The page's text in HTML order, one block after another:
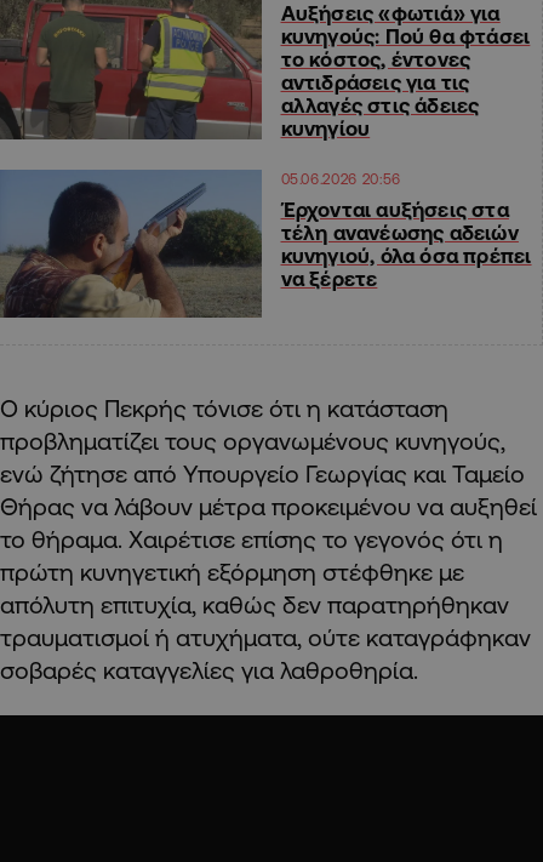
Αυξήσεις «φωτιά» για
κυνηγούς: Πού θα φτάσει
το κόστος, έντονες
αντιδράσεις για τις
αλλαγές στις άδειες
κυνηγίου
05.06.2026 20:56
Έρχονται αυξήσεις στα
τέλη ανανέωσης αδειών
κυνηγιού, όλα όσα πρέπει
να ξέρετε
Ο κύριος Πεκρής τόνισε ότι η κατάσταση
προβληματίζει τους οργανωμένους κυνηγούς,
ενώ ζήτησε από Υπουργείο Γεωργίας και Ταμείο
Θήρας να λάβουν μέτρα προκειμένου να αυξηθεί
το θήραμα. Χαιρέτισε επίσης το γεγονός ότι η
πρώτη κυνηγετική εξόρμηση στέφθηκε με
απόλυτη επιτυχία, καθώς δεν παρατηρήθηκαν
τραυματισμοί ή ατυχήματα, ούτε καταγράφηκαν
σοβαρές καταγγελίες για λαθροθηρία.